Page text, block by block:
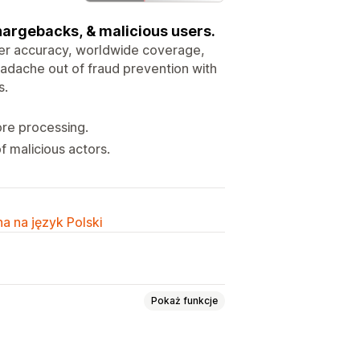
& malicious users.
accuracy, worldwide coverage,
out of fraud prevention with
processing.
malicious actors.
na język Polski
Pokaż funkcje